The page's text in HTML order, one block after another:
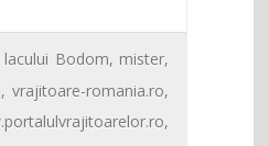
lacului Bodom, mister,
,vrajitoare-romania.ro,
,